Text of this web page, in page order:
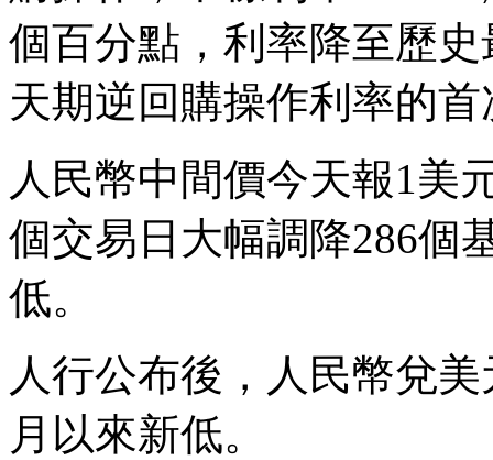
個百分點，利率降至歷
天期逆回購操作利率的
人民幣中間價今天報1美
個交易日大幅調降286個
低。
人行公布後，人民幣兌
月以來新低。